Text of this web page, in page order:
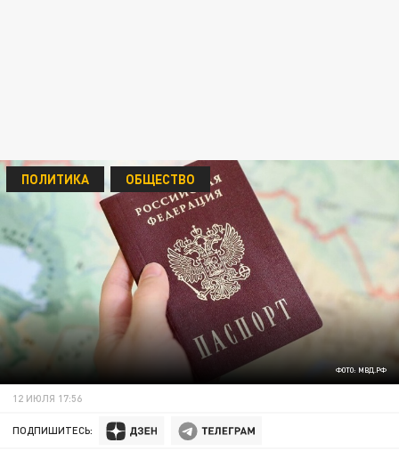
ФОТО: МВД.РФ
ПОЛИТИКА ОБЩЕСТВО
12 ИЮЛЯ 17:56
ПОДПИШИТЕСЬ: